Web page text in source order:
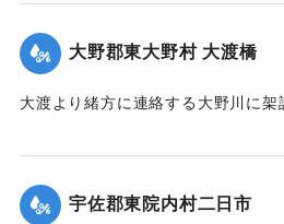
｜固有コード:00275047
｜固有コード:00275049
大野郡東大野村 大渡橋
大渡より緒方に連絡する大野川に
業中の朝鮮人は万が一を恐れて従業
【出典：大分新聞 大正12年6月22日
宇佐郡東院内村二日市